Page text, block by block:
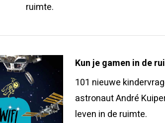
ruimte.
Kun je gamen in de
101 nieuwe
astronaut André
leven in de ruimte.